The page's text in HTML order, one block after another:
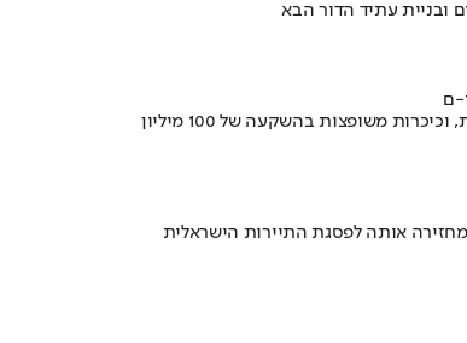
ובניית עתיד הדור הבא
ם
אותה לפסגת התיירות הישראלית